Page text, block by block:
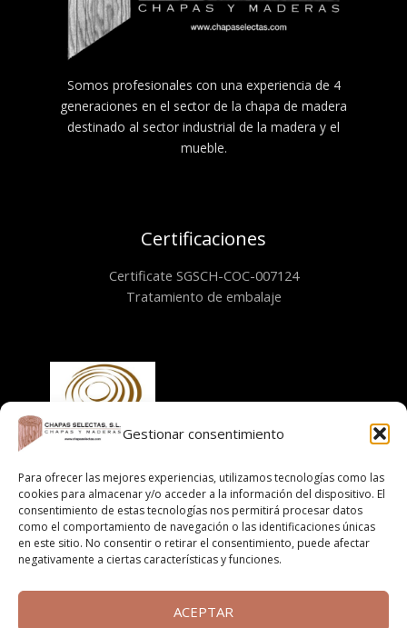
Gestionar consentimiento
Para ofrecer las mejores experiencias, utilizamos tecnologías como las
cookies para almacenar y/o acceder a la información del dispositivo. El
consentimiento de estas tecnologías nos permitirá procesar datos
como el comportamiento de navegación o las identificaciones únicas
en este sitio. No consentir o retirar el consentimiento, puede afectar
negativamente a ciertas características y funciones.
ACEPTAR
Somos profesionales con una experiencia de 4
generaciones en el sector de la chapa de madera
destinado al sector industrial de la madera y el
mueble.
Certificaciones
Certificate SGSCH-COC-007124
Tratamiento de embalaje
Información
Aviso legal
Política de cookies
Políticas de privacidad
Términos y condiciones de compra online